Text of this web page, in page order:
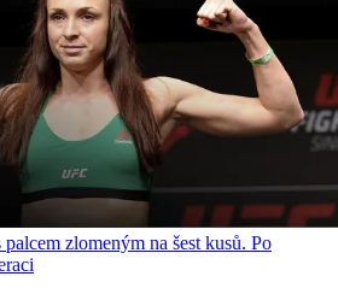
zlomeným na šest kusů. Po